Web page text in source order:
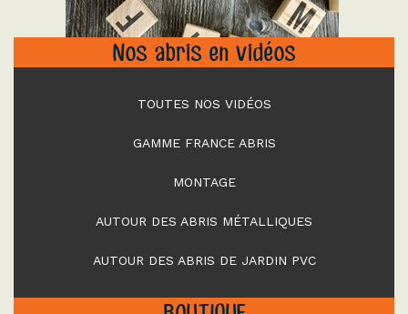
Nos abris en vidéos
TOUTES NOS VIDÉOS
GAMME FRANCE ABRIS
MONTAGE
AUTOUR DES ABRIS MÉTALLIQUES
AUTOUR DES ABRIS DE JARDIN PVC